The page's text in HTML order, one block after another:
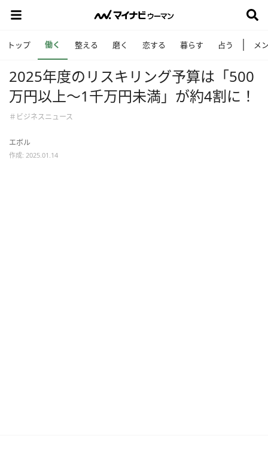
トップ 働く 整える 磨く 恋する 暮らす 占う メ
2025年度のリスキリング予算は「500
万円以上〜1千万円未満」が約4割に！
＃ビジネスニュース
エボル
作成: 2025.01.14